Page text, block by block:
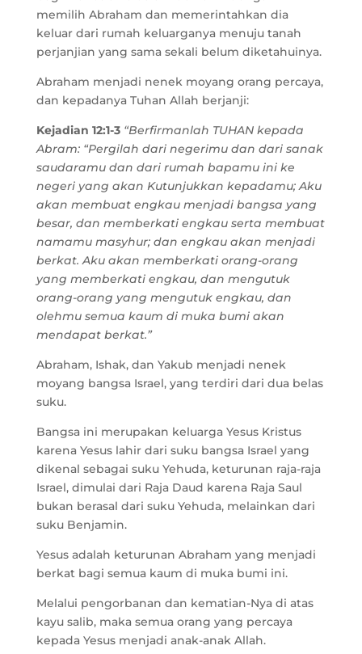
memilih Abraham dan memerintahkan dia
keluar dari rumah keluarganya menuju tanah
perjanjian yang sama sekali belum diketahuinya.
Abraham menjadi nenek moyang orang percaya,
dan kepadanya Tuhan Allah berjanji:
Kejadian 12:1-3 “Berfirmanlah TUHAN kepada
Abram: “Pergilah dari negerimu dan dari sanak
saudaramu dan dari rumah bapamu ini ke
negeri yang akan Kutunjukkan kepadamu; Aku
akan membuat engkau menjadi bangsa yang
besar, dan memberkati engkau serta membuat
namamu masyhur; dan engkau akan menjadi
berkat. Aku akan memberkati orang-orang
yang memberkati engkau, dan mengutuk
orang-orang yang mengutuk engkau, dan
olehmu semua kaum di muka bumi akan
mendapat berkat.”
Abraham, Ishak, dan Yakub menjadi nenek
moyang bangsa Israel, yang terdiri dari dua belas
suku.
Bangsa ini merupakan keluarga Yesus Kristus
karena Yesus lahir dari suku bangsa Israel yang
dikenal sebagai suku Yehuda, keturunan raja-raja
Israel, dimulai dari Raja Daud karena Raja Saul
bukan berasal dari suku Yehuda, melainkan dari
suku Benjamin.
Yesus adalah keturunan Abraham yang menjadi
berkat bagi semua kaum di muka bumi ini.
Melalui pengorbanan dan kematian-Nya di atas
kayu salib, maka semua orang yang percaya
kepada Yesus menjadi anak-anak Allah.